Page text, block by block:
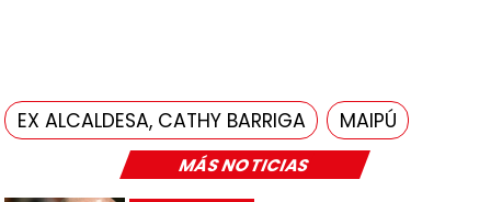
MÁS NOTICIAS
EX ALCALDESA, CATHY BARRIGA MAIPÚ